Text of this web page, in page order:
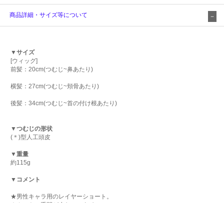
商品詳細・サイズ等について
▼サイズ
[ウィッグ]
前髪：20cm(つむじ~鼻あたり)
横髪：27cm(つむじ~頬骨あたり)
後髪：34cm(つむじ~首の付け根あたり)
▼つむじの形状
(＊)型人工頭皮
▼重量
約115g
▼コメント
★男性キャラ用のレイヤーショート。